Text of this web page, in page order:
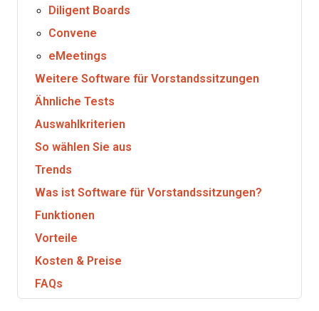
Diligent Boards
Convene
eMeetings
Weitere Software für Vorstandssitzungen
Ähnliche Tests
Auswahlkriterien
So wählen Sie aus
Trends
Was ist Software für Vorstandssitzungen?
Funktionen
Vorteile
Kosten & Preise
FAQs